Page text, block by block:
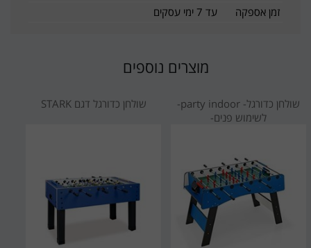
זמן אספקה
עד 7 ימי עסקים
מוצרים נוספים
שולחן כדורגל- party indoor-
לשימוש פנים-
שולחן כדורגל דגם STARK